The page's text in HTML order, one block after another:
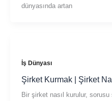
dünyasında artan
İş Dünyası
Şirket Kurmak | Şirket
Bir şirket nasıl kurulur,